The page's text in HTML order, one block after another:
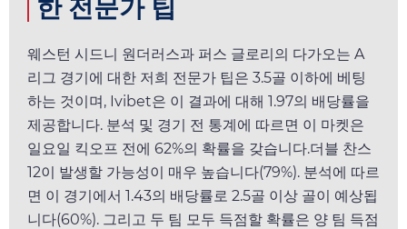
웨스턴 시드니 원더러스과 퍼스 글로리의 다가오는 A
리그 경기에 대한 저희 전문가 팁은 3.5골 이하에 베팅
하는 것이며, Ivibet은 이 결과에 대해 1.97의 배당률을
제공합니다. 분석 및 경기 전 통계에 따르면 이 마켓은
일요일 킥오프 전에 62%의 확률을 갖습니다.더블 찬스
12이 발생할 가능성이 매우 높습니다(79%). 분석에 따르
면 이 경기에서 1.43의 배당률로 2.5골 이상 골이 예상됩
니다(60%). 그리고 두 팀 모두 득점할 확률은 양 팀 득점